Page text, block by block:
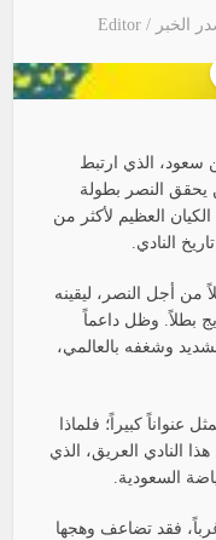
الخبر / Editor
سعود، الذي ارتبط
يحقق النصر بطولة
العظيم لأكثر من
النادي.
من أجل النصر، ليقينه
بطلاً. وظل داعماً
وشغفه بالعالمي،
عنواناً كبيراً؛ فلماذا
النادي العريق، الذي
السعودية.
فقد تضاعف وهجها